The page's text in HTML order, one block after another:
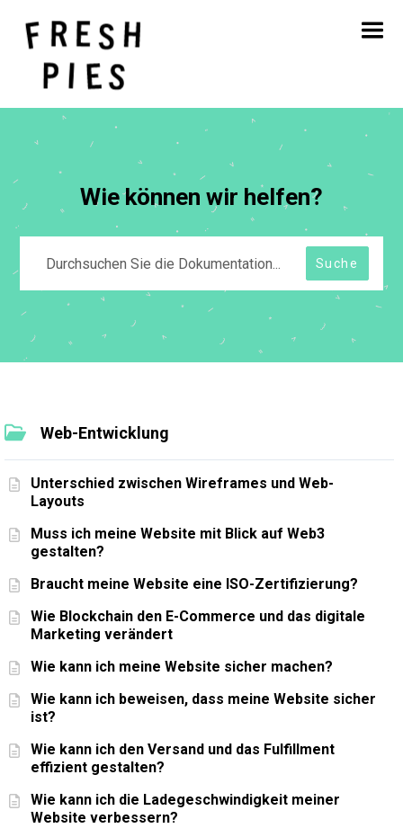
Startseite
Über
Unsere Arbeit
Wie können wir helfen?
Suche
Web-Entwicklung
Unterschied zwischen Wireframes und Web-
Layouts
Muss ich meine Website mit Blick auf Web3
gestalten?
Braucht meine Website eine ISO-Zertifizierung?
Wie Blockchain den E-Commerce und das digitale
Marketing verändert
Wie kann ich meine Website sicher machen?
Wie kann ich beweisen, dass meine Website sicher
ist?
Wie kann ich den Versand und das Fulfillment
effizient gestalten?
Wie kann ich die Ladegeschwindigkeit meiner
Website verbessern?